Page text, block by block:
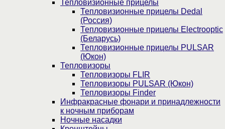
Тепловизионные прицелы
Тепловизионные прицелы Dedal
(Россия)
Тепловизионные прицелы Electrooptic
(Беларусь)
Тепловизионные прицелы PULSAR
(Юкон)
Тепловизоры
Тепловизоры FLIR
Тепловизоры PULSAR (Юкон)
Тепловизоры Finder
Инфракрасные фонари и принадлежности
к ночным приборам
Ночные насадки